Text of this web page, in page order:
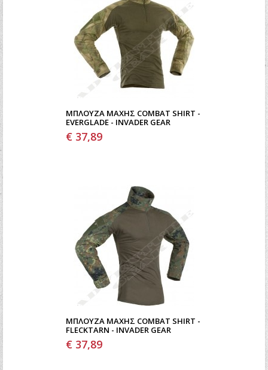
ΜΠΛΟΎΖΑ ΜΆΧΗΣ COMBAT SHIRT -
EVERGLADE - INVADER GEAR
€ 37,89
ΜΠΛΟΎΖΑ ΜΆΧΗΣ COMBAT SHIRT -
FLECKTARN - INVADER GEAR
€ 37,89